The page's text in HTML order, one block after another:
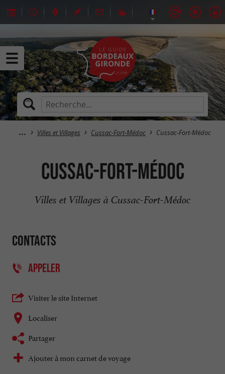
Villes et Villages Cussac-Fort-Médoc Cussac-Fort-Médoc
Cussac-Fort-Médoc
Villes et Villages à Cussac-Fort-Médoc
Contacts
APPELER
Visiter le site Internet
Localiser
Partager
Ajouter à mon carnet de voyage